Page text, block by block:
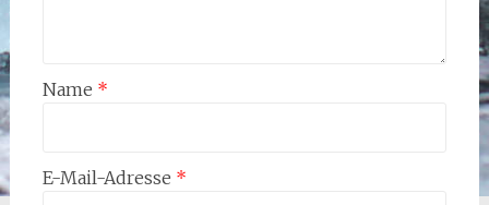
Name *
E-Mail-Adresse *